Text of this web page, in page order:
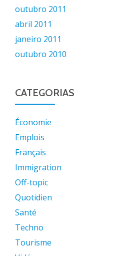
outubro 2011
abril 2011
janeiro 2011
outubro 2010
CATEGORIAS
Économie
Emplois
Français
Immigration
Off-topic
Quotidien
Santé
Techno
Tourisme